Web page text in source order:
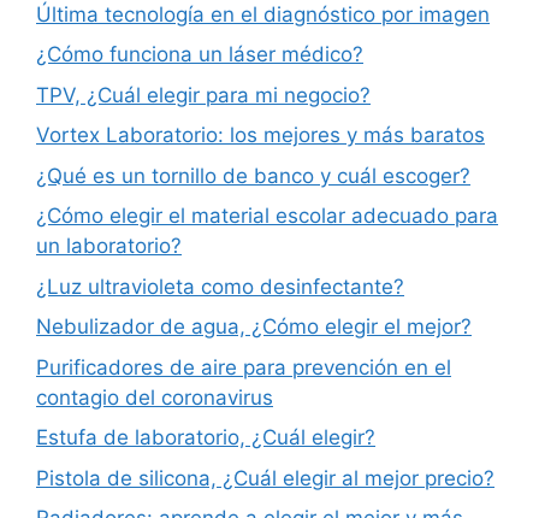
Última tecnología en el diagnóstico por imagen
¿Cómo funciona un láser médico?
TPV, ¿Cuál elegir para mi negocio?
Vortex Laboratorio: los mejores y más baratos
¿Qué es un tornillo de banco y cuál escoger?
¿Cómo elegir el material escolar adecuado para
un laboratorio?
¿Luz ultravioleta como desinfectante?
Nebulizador de agua, ¿Cómo elegir el mejor?
Purificadores de aire para prevención en el
contagio del coronavirus
Estufa de laboratorio, ¿Cuál elegir?
Pistola de silicona, ¿Cuál elegir al mejor precio?